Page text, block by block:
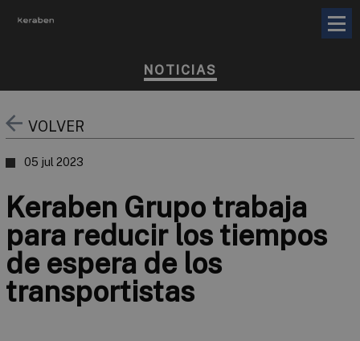
NOTICIAS
VOLVER
05 jul 2023
Keraben Grupo trabaja
para reducir los tiempos
de espera de los
transportistas